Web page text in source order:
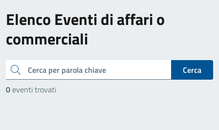
Elenco Eventi di affari o
commerciali
cerca
Cerca
0eventi trovati